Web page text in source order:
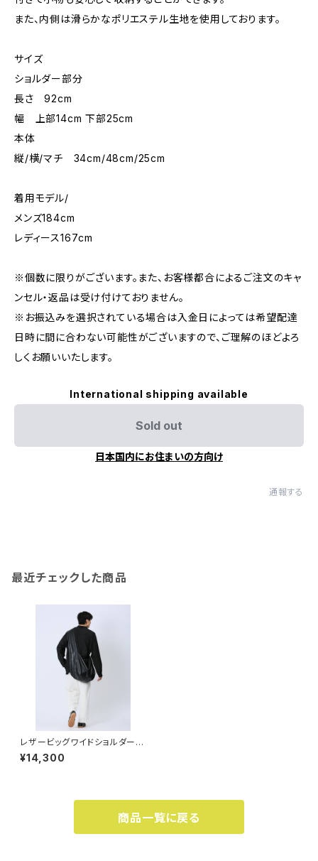
また、内側は滑らかなポリエステル生地を使用しております。
サイズ
ショルダー部分
長さ 92cm
幅 上部14cm 下部25cm
本体
縦/横/マチ 34cm/48cm/25cm
着用モデル/
メンズ184cm
レディース167cm
※個数に限りがございます。また、お客様都合によるご注文のキャ
ンセル・返品は受け付けておりません。
※お振込みを選択されている場合は入金日によっては希望配達
日時に間に合わない可能性がございますので、ご理解のほどよろ
しくお願いいたします。
International shipping available
Sold out
日本国内にお住まいの方向け
通報する
最近チェックした商品
レザービッグワイドショルダーバ
ッグ
¥14,300
商品一覧に戻る